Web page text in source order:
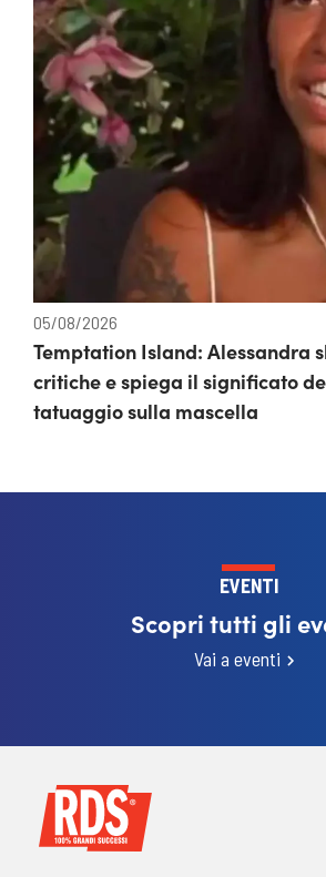
05/08/2026
Temptation Island: Alessandra
critiche e spiega il significato
tatuaggio sulla mascella
EVENTI
Scopri tutti gli
Vai a eventi